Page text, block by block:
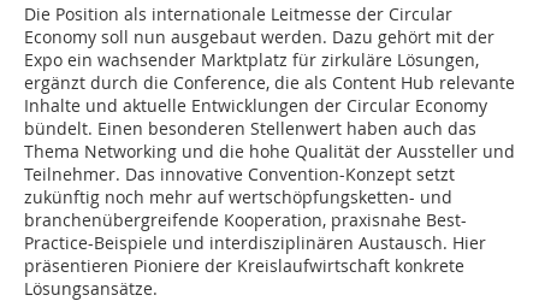
Die Position als internationale Leitmesse der Circular
Economy soll nun ausgebaut werden. Dazu gehört mit der
Expo ein wachsender Marktplatz für zirkuläre Lösungen,
ergänzt durch die Conference, die als Content Hub relevante
Inhalte und aktuelle Entwicklungen der Circular Economy
bündelt. Einen besonderen Stellenwert haben auch das
Thema Networking und die hohe Qualität der Aussteller und
Teilnehmer. Das innovative Convention-Konzept setzt
zukünftig noch mehr auf wertschöpfungsketten- und
branchenübergreifende Kooperation, praxisnahe Best-
Practice-Beispiele und interdisziplinären Austausch. Hier
präsentieren Pioniere der Kreislaufwirtschaft konkrete
Lösungsansätze.